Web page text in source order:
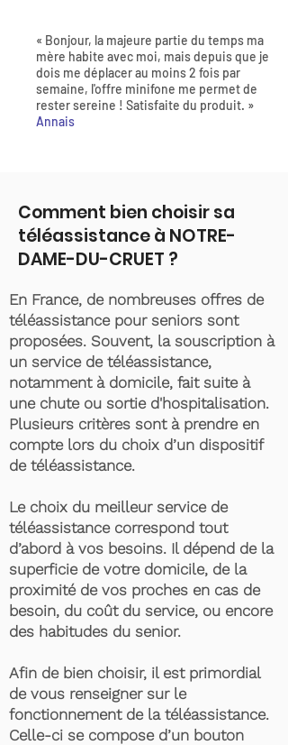
« Bonjour, la majeure partie du temps ma
mère habite avec moi, mais depuis que je
dois me déplacer au moins 2 fois par
semaine, l'offre minifone me permet de
rester sereine ! Satisfaite du produit. »
Annais
Comment bien choisir sa
téléassistance à NOTRE-
DAME-DU-CRUET ?
En France, de nombreuses offres de
téléassistance pour seniors sont
proposées. Souvent, la souscription à
un service de téléassistance,
notamment à domicile, fait suite à
une chute ou sortie d'hospitalisation.
Plusieurs critères sont à prendre en
compte lors du choix d’un dispositif
de téléassistance.
Le choix du meilleur service de
téléassistance correspond tout
d’abord à vos besoins. Il dépend de la
superficie de votre domicile, de la
proximité de vos proches en cas de
besoin, du coût du service, ou encore
des habitudes du senior.
Afin de bien choisir, il est primordial
de vous renseigner sur le
fonctionnement de la téléassistance.
Celle-ci se compose d’un bouton